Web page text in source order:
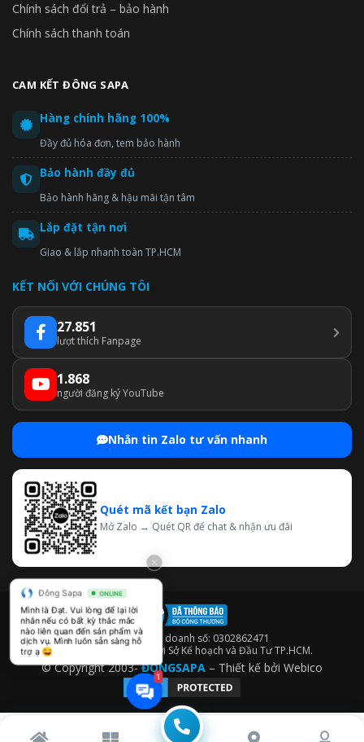
Chính sách đổi trả – bảo hành
Chính sách thanh toán
CAM KẾT ĐÔNG SAPA
Hàng chính hãng 100%
Đầy đủ hóa đơn, tem bảo hành
Bảo hành đầy đủ
Bảo hành hãng & hậu mãi tận tâm
Lắp đặt tận nơi
Giao & lắp nhanh toàn TP.HCM
KẾT NỐI VỚI CHÚNG TÔI
27.851
lượt thích Fanpage
1.868
người đăng ký YouTube
Nhắn tin Zalo tư vấn nhanh
Quét mã kết bạn Zalo
Mở Zalo → Quét QR để chat & nhận ưu đãi
Giấy phép kinh doanh số: 0302862471
Cấp ngày 28/02/2003 bởi Sở Kế hoạch và Đầu Tư TP.HCM.
© Copyright 2003-ĐÔNGSAPA – Thiết kế bởi Webico
Đông Sapa ONLINE
Mình là Đạt. Vui lòng để lại lời
nhắn nếu có bất kỳ thắc mắc
nào liên quan đến sản phẩm và
dịch vụ. Mình luôn sẵn sàng hỗ
trợ ạ
1